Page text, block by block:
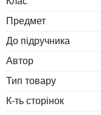
Предмет
До підручника
Автор
Тип товару
К-ть сторінок